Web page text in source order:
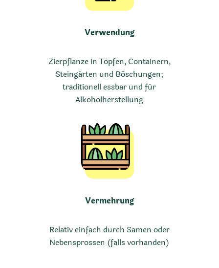
Verwendung
Zierpflanze in Töpfen, Containern,
Steingärten und Böschungen;
traditionell essbar und für
Alkoholherstellung
Vermehrung
Relativ einfach durch Samen oder
Nebensprossen (falls vorhanden)